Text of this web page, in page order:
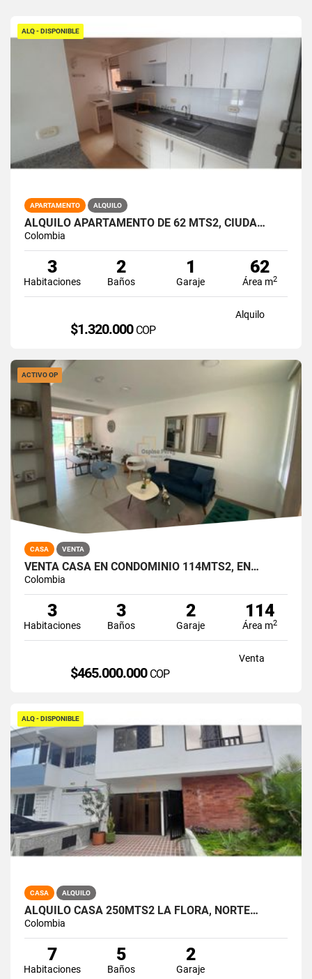
ALQ - DISPONIBLE
APARTAMENTO ALQUILO
ALQUILO APARTAMENTO DE 62 MTS2, CIUDA…
Colombia
3
Habitaciones
2
Baños
1
Garaje
62
Área m2
Alquilo
$1.320.000 COP
ACTIVO OP
CASA VENTA
VENTA CASA EN CONDOMINIO 114MTS2, EN…
Colombia
3
Habitaciones
3
Baños
2
Garaje
114
Área m2
Venta
$465.000.000 COP
ALQ - DISPONIBLE
CASA ALQUILO
ALQUILO CASA 250MTS2 LA FLORA, NORTE…
Colombia
7
Habitaciones
5
Baños
2
Garaje